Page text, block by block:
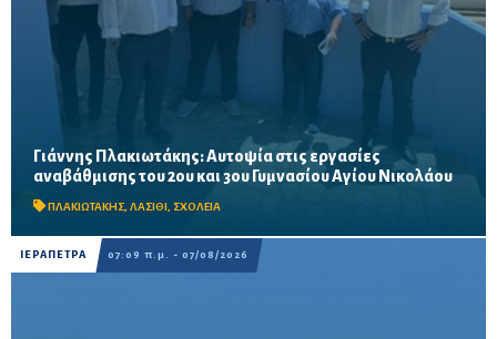
Γιάννης Πλακιωτάκης: Αυτοψία στις εργασίες
αναβάθμισης του 2ου και 3ου Γυμνασίου Αγίου Νικολάου
ΠΛΑΚΙΩΤΑΚΗΣ, ΛΑΣΙΘΙ, ΣΧΟΛΕΙΑ
Οι παρεμβάσεις του προγράμματος «Μαριέττα Γιαννάκου»
αναμένεται να ολοκληρωθούν πριν από τη νέα σχολική χρονιά –
Προβλέπονται ανακαινίσεις αιθουσών, αύλειων και...
ΙΕΡΑΠΕΤΡΑ 07:09 π.μ. - 07/08/2026